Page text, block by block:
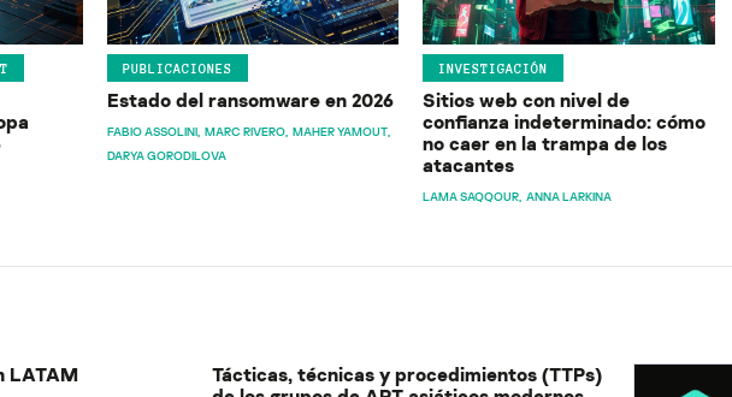
PUBLICACIONES
Estado del ransomware en 2026
FABIO ASSOLINI MARC RIVERO MAHER YAMOUT
DARYA GORODILOVA
INVESTIGACIÓN
Sitios web con nivel de
confianza indeterminado: cómo
no caer en la trampa de los
atacantes
LAMA SAQQOUR ANNA LARKINA
LATAM
Tácticas, técnicas y procedimientos (TTPs)